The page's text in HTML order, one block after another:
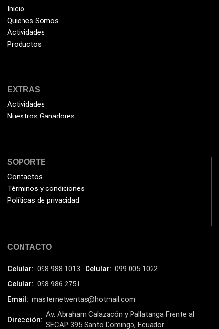
Genius (37)
Gigabyte
HP (31)
HUB (17)
Humificador (5)
Intel (3)
JBL (1)
Lamparas (2)
Laptops (15)
Lector de código de barra (3)
Lenovo (16)
Inicio
Quienes Somos
Actividades
Productos
EXTRAS
Actividades
Nuestros Ganadores
SOPORTE
Contactos
Términos y condiciones
Políticas de privacidad
CONTACTO
Celular: 098 988 1013 Celular: 099 005 1022
Celular: 098 986 2751
Email: masternetventas@hotmail.com
Dirección:
Av. Abraham Calazacón y Pallatanga Frente al
SECAP 395 Santo Domingo, Ecuador